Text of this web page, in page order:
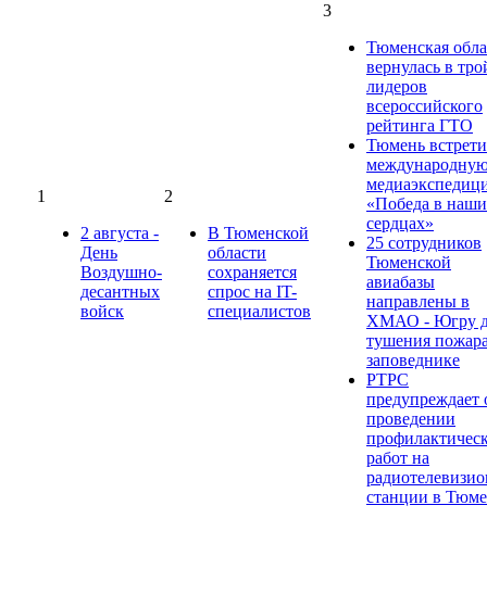
1
2 августа -
День
Воздушно-
десантных
войск
2
В Тюменской
области
сохраняется
спрос на IT-
специалистов
3
Тюменская
вернулась в
лидеров
всероссийского
рейтинга ГТО
Тюмень
«Победа в
сердцах»
25 сотрудников
Тюменской
авиабазы
направлены в
ХМАО - Югру
тушения
заповеднике
РТРС
предупреждает
проведении
работ на
станции в